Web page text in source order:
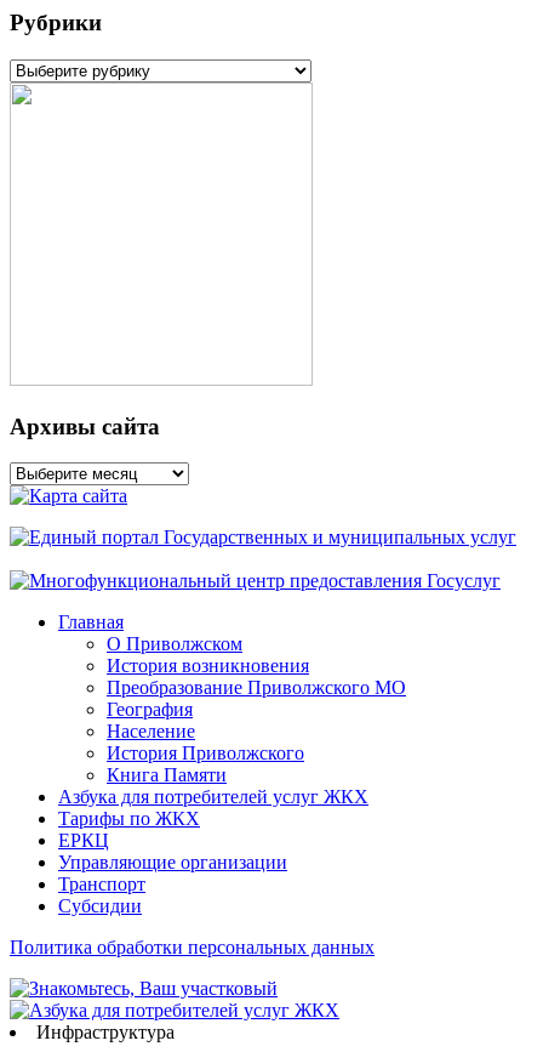
Рубрики
Рубрики
Архивы сайта
Архивы
сайта
Главная
О Приволжском
История возникновения
Преобразование Приволжского МО
География
Население
История Приволжского
Книга Памяти
Азбука для потребителей услуг ЖКХ
Тарифы по ЖКХ
ЕРКЦ
Управляющие организации
Транспорт
Субсидии
Политика обработки персональных данных
Инфраструктура